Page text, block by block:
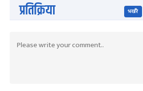
प्रतिक्रिया भर्खरै